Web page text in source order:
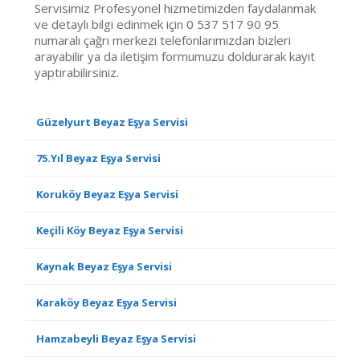
Servisimiz Profesyonel hizmetimizden faydalanmak
ve detaylı bilgi edinmek için 0 537 517 90 95
numaralı çağrı merkezi telefonlarımızdan bizleri
arayabilir ya da iletişim formumuzu doldurarak kayıt
yaptırabilirsiniz.
Güzelyurt Beyaz Eşya Servisi
75.Yıl Beyaz Eşya Servisi
Koruköy Beyaz Eşya Servisi
Keçili Köy Beyaz Eşya Servisi
Kaynak Beyaz Eşya Servisi
Karaköy Beyaz Eşya Servisi
Hamzabeyli Beyaz Eşya Servisi